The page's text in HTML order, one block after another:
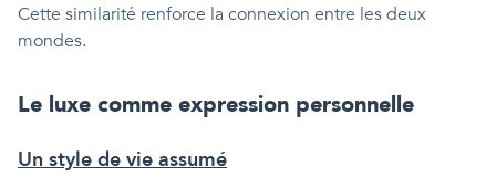
Cette similarité renforce la connexion entre les deux
mondes.
Le luxe comme expression personnelle
Un style de vie assumé